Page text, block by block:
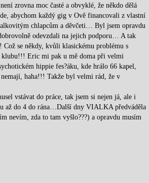
zrovna moc časté a obvyklé, že někdo dělá
abychom každý gig v Ově financovali z vlastní
chlapcům a děvčeti… Byl jsem opravdu
odevzdali na jejich podporu… A tak
se někdy, kvůli klasickému problému s
klubu!!! Eric mi pak u mě doma při velmi
hippie fes?áku, kde hrálo 66 kapel,
haha!!! Takže byl velmi rád, že v
vstávat do práce, tak jsem si nejen já, ale i
až do 4 do rána…Další dny VIALKA předváděla
nevím, zda to tam vyšlo???) a opravdu musím